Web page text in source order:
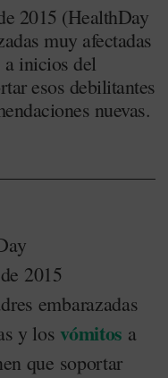
2015 (HealthDay
muy afectadas
a inicios del
esos debilitantes
nuevas.
2015
embarazadas
y losvómitos a
que soportar